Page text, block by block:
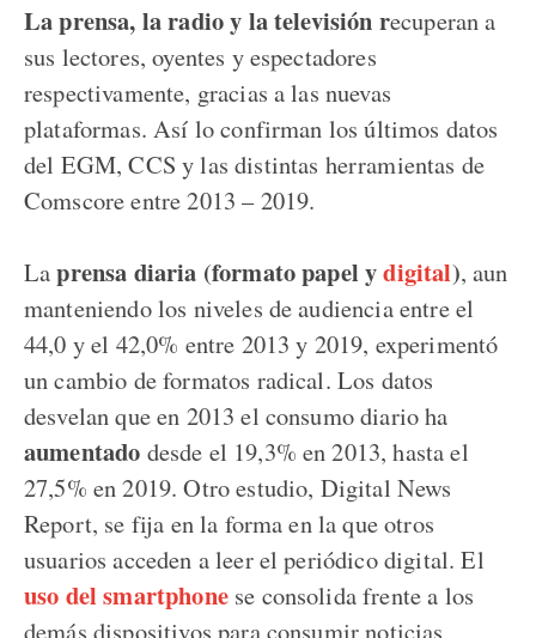
La prensa, la radio y la televisión recuperan a
sus lectores, oyentes y espectadores
respectivamente, gracias a las nuevas
plataformas. Así lo confirman los últimos datos
del EGM, CCS y las distintas herramientas de
Comscore entre 2013 – 2019.
Laprensa diaria (formato papel ydigital), aun
manteniendo los niveles de audiencia entre el
44,0 y el 42,0% entre 2013 y 2019, experimentó
un cambio de formatos radical. Los datos
desvelan que en 2013 el consumo diario ha
aumentado desde el 19,3% en 2013, hasta el
27,5% en 2019. Otro estudio, Digital News
Report, se fija en la forma en la que otros
usuarios acceden a leer el periódico digital. El
uso del smartphonese consolida frente a los
demás dispositivos para consumir noticias